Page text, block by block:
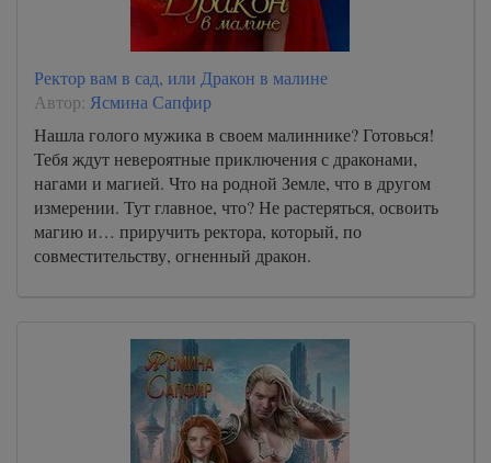
Ректор вам в сад, или Дракон в малине
Автор: Ясмина Сапфир
Нашла голого мужика в своем малиннике? Готовься!
Тебя ждут невероятные приключения с драконами,
нагами и магией. Что на родной Земле, что в другом
измерении. Тут главное, что? Не растеряться, освоить
магию и… приручить ректора, который, по
совместительству, огненный дракон.